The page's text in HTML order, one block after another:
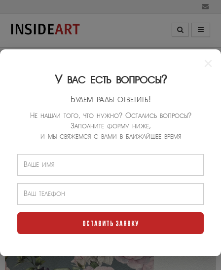
Быстрый расчет
МАТЕРИАЛЫ И ЦЕНЫ
ФОТООБОИ С ТЯЖЕЛЫМ ВИНИЛОВЫМ ПОКРЫТИЕМ
У вас есть вопросы?
Будем рады ответить!
Не нашли того, что нужно? Остались вопросы?
Заполните форму ниже,
и мы свяжемся с вами в ближайшее время
ОСТАВИТЬ ЗАЯВКУ